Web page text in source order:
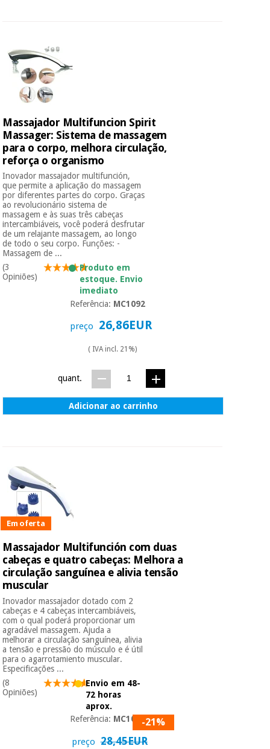
Massajador Multifuncion Spirit
Massager: Sistema de massagem
para o corpo, melhora circulação,
reforça o organismo
Inovador massajador multifunción,
que permite a aplicação do massagem
por diferentes partes do corpo. Graças
ao revolucionário sistema de
massagem e às suas três cabeças
intercambiáveis, você poderá desfrutar
de um relajante massagem, ao longo
de todo o seu corpo. Funções: -
Massagem de ...
(3
Opiniões)
Produto em
estoque. Envio
imediato
Referência: MC1092
preço 26,86EUR
( IVA incl. 21%)
quant.
Adicionar ao carrinho
Em oferta
Massajador Multifunción com duas
cabeças e quatro cabeças: Melhora a
circulação sanguínea e alivia tensão
muscular
Inovador massajador dotado com 2
cabeças e 4 cabeças intercambiáveis,
com o qual poderá proporcionar um
agradável massagem. Ajuda a
melhorar a circulação sanguínea, alivia
a tensão e pressão do músculo e é útil
para o agarrotamiento muscular.
Especificações ...
(8
Opiniões)
Envio em 48-
72 horas
aprox.
Referência: MC1094-21%
preço 28,45EUR